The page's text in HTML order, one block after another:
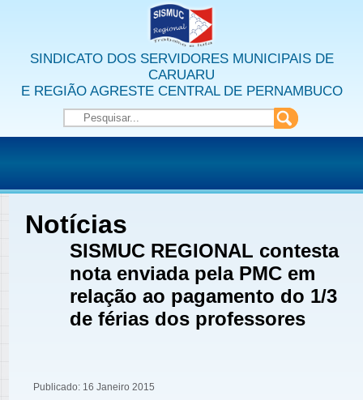
SINDICATO DOS SERVIDORES MUNICIPAIS DE
CARUARU
E REGIÃO AGRESTE CENTRAL DE PERNAMBUCO
Notícias
SISMUC REGIONAL contesta
nota enviada pela PMC em
relação ao pagamento do 1/3
de férias dos professores
Publicado: 16 Janeiro 2015